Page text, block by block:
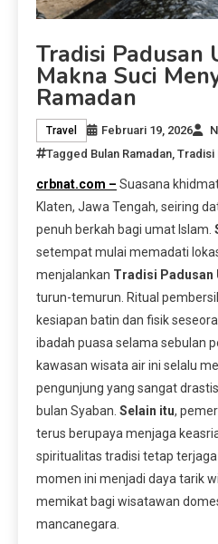
Tradisi Padusan
Makna Suci
Ramadan
Travel Februari 19, 2026
Tagged Bulan Ramadan Tradisi
crbnat.com – Suasana
Klaten, Jawa Tengah, seiring
penuh berkah bagi umat Islam.
setempat mulai memadati
menjalankan Tradisi Padusan
turun-temurun. Ritual
kesiapan batin dan fisik
ibadah puasa selama sebulan
kawasan wisata air ini selalu
pengunjung yang sangat
bulan Syaban. Selain itu,
terus berupaya menjaga
spiritualitas tradisi tetap terjaga
momen ini menjadi daya tarik
memikat bagi wisatawan
mancanegara.